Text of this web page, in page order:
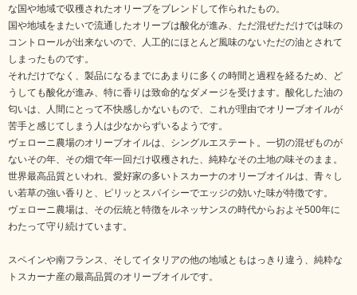
な国や地域で収穫されたオリーブをブレンドして作られたもの。
国や地域をまたいで流通したオリーブは酸化が進み、ただ混ぜただけでは味の
コントロールが出来ないので、人工的にほとんど風味のないただの油とされて
しまったものです。
それだけでなく、製品になるまでにあまりに多くの時間と過程を経るため、ど
うしても酸化が進み、特に香りは致命的なダメージを受けます。酸化した油の
匂いは、人間にとって不快感しかないもので、これが理由でオリーブオイルが
苦手と感じてしまう人は少なからずいるようです。
ヴェローニ農場のオリーブオイルは、シングルエステート。一切の混ぜものが
ないその年、その畑で年一回だけ収穫された、純粋なその土地の味そのまま。
世界最高品質といわれ、愛好家の多いトスカーナのオリーブオイルは、青々し
い若草の強い香りと、ピリッとスパイシーでエッジの効いた味が特徴です。
ヴェローニ農場は、その伝統と特徴をルネッサンスの時代からおよそ500年に
わたって守り続けています。
スペインや南フランス、そしてイタリアの他の地域ともはっきり違う、純粋な
トスカーナ産の最高品質のオリーブオイルです。